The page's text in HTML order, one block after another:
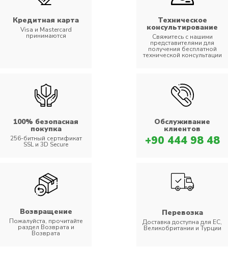
Кредитная карта
Visa и Mastercard
принимаются
Техническое
консультирование
Свяжитесь с нашими
представителями для
получения бесплатной
технической консультации
100% безопасная
покупка
256-битный сертификат
SSL и 3D Secure
Обслуживание
клиентов
+90 444 98 48
Возвращение
Пожалуйста, прочитайте
раздел Возврата и
Возврата
Перевозка
Доставка доступна для ЕС,
Великобритании и Турции